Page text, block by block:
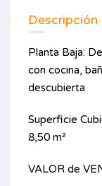
Descripción
Planta Baja:
con cocina,
descubierta
Superficie
8,50 m²
VALOR de